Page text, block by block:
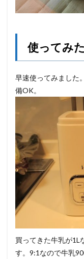
使ってみた
早速使ってみました
備OK。
買ってきた牛乳が1L
す。9:1なので牛乳